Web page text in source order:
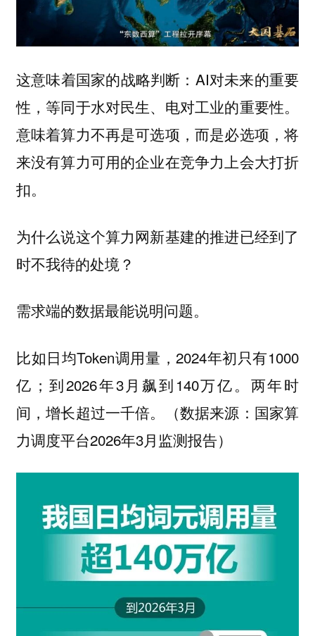
这意味着国家的战略判断：AI对未来的重要
性，等同于水对民生、电对工业的重要性。
意味着算力不再是可选项，而是必选项，将
来没有算力可用的企业在竞争力上会大打折
扣。
为什么说这个算力网新基建的推进已经到了
时不我待的处境？
需求端的数据最能说明问题。
比如日均Token调用量，2024年初只有1000
亿；到2026年3月飙到140万亿。两年时
间，增长超过一千倍。（数据来源：国家算
力调度平台2026年3月监测报告）